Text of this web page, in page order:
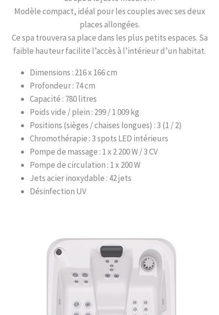
Modèle compact, idéal pour les couples avec ses deux
places allongées.
Ce spa trouvera sa place dans les plus petits espaces. Sa
faible hauteur facilite l’accès à l’intérieur d’un habitat.
Dimensions : 216 x 166 cm
Profondeur : 74 cm
Capacité : 780 litres
Poids vide / plein : 299 / 1 009 kg
Positions (sièges / chaises longues) : 3 (1 / 2)
Chromothérapie : 3 spots LED intérieurs
Pompe de massage : 1 x 2 200 W / 3 CV
Pompe de circulation : 1 x 200 W
Jets acier inoxydable : 42 jets
Désinfection UV